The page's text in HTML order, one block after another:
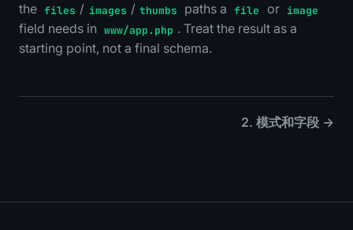
the files / images / thumbs paths a file or image
field needs in www/app.php . Treat the result as a
starting point, not a final schema.
2. 模式和字段 →